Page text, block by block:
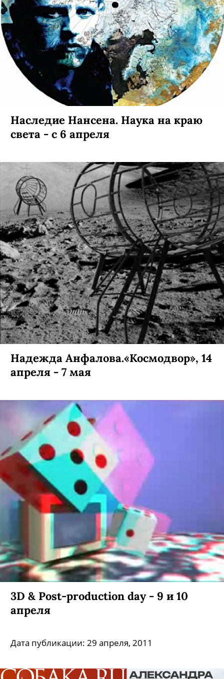
Наследие Нансена. Наука на краю
света - c 6 апреля
Надежда Анфалова.«Космодвор», 14
апреля - 7 мая
3D & Post-production day - 9 и 10
апреля
Дата публикации: 29 апреля, 2011